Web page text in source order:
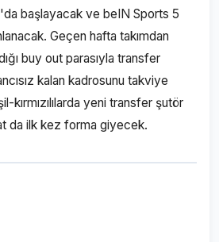
başlayacak ve beIN Sports 5
Geçen hafta takımdan
buy out parasıyla transfer
kalan kadrosunu takviye
kırmızılılarda yeni transfer şutör
da ilk kez forma giyecek.